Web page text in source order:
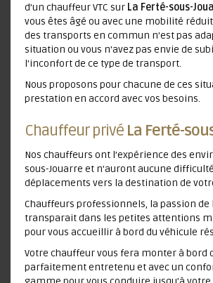
d’un chauffeur VTC sur La Ferté-sous-
vous êtes âgé ou avec une mobilité
des transports en commun n'est pas
situation ou vous n'avez pas envie de
l'inconfort de ce type de transport.
Nous proposons pour chacune de ces
prestation en accord avec vos besoins.
Chauffeur privé La Ferté-
Nos chauffeurs ont l’expérience des
sous-Jouarre et n'auront aucune
déplacements vers la destination de
Chauffeurs professionnels, la passion
transparait dans les petites attentions
pour vous accueillir à bord du véhicule
Votre chauffeur vous fera monter à bord
parfaitement entretenu et avec un